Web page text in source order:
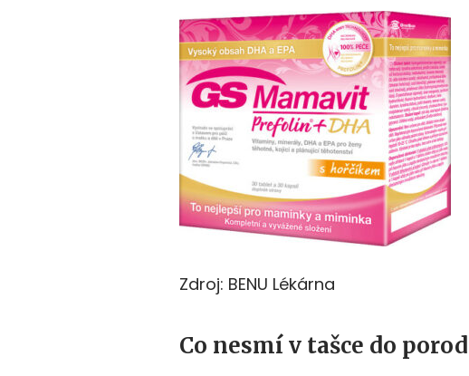
Zdroj: BENU Lékárna
Co nesmí v tašce do